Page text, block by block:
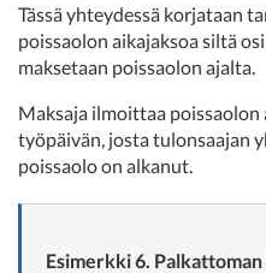
Tässä yhteydessä korjataan
poissaolon aikajaksoa siltä
maksetaan poissaolon ajalta.
Maksaja ilmoittaa poissaolon
työpäivän, josta tulonsaajan
poissaolo on alkanut.
Esimerkki 6.